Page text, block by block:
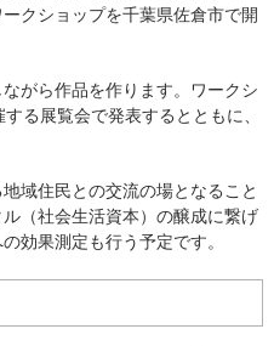
クショップを千葉県佐倉市で開
がら作品を作ります。ワークシ
る展覧会で発表するとともに、
域住民との交流の場となること
（社会生活資本）の醸成に繋げ
効果測定も行う予定です。